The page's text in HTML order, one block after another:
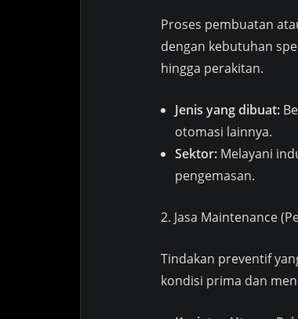
Proses pembuatan
dengan kebutuhan
hingga perakitan.
Jenis yang dibuat:
otomasi lainnya.
Sektor: Melayani
pengemasan.
2. Jasa Maintenance
Tindakan preventif
kondisi prima dan